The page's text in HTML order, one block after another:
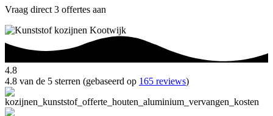
Vraag direct 3 offertes aan
4.8
4.8 van de 5 sterren (gebaseerd op 165 reviews)